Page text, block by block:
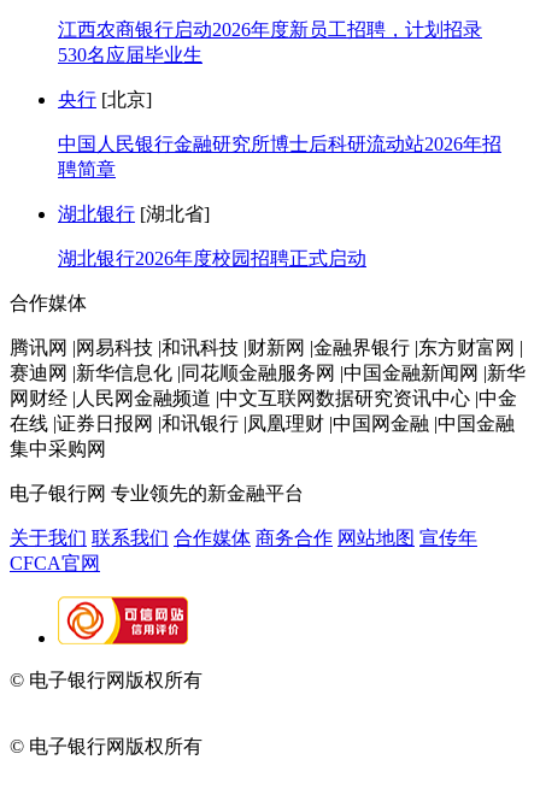
江西农商银行启动2026年度新员工招聘，计划招录
530名应届毕业生
央行 [北京]
中国人民银行金融研究所博士后科研流动站2026年招
聘简章
湖北银行 [湖北省]
湖北银行2026年度校园招聘正式启动
合作媒体
腾讯网 |网易科技 |和讯科技 |财新网 |金融界银行 |东方财富网 |
赛迪网 |新华信息化 |同花顺金融服务网 |中国金融新闻网 |新华
网财经 |人民网金融频道 |中文互联网数据研究资讯中心 |中金
在线 |证券日报网 |和讯银行 |凤凰理财 |中国网金融 |中国金融
集中采购网
电子银行网 专业领先的新金融平台
关于我们 联系我们 合作媒体 商务合作 网站地图 宣传年
CFCA官网
© 电子银行网版权所有
© 电子银行网版权所有